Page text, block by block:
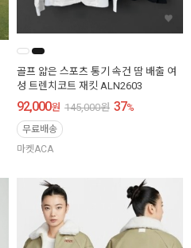
골프 얇은 스포츠 통기 속건 땀 배출 여
성 트렌치코트 재킷 ALN2603
92,000원 145,000원 37%
무료배송
마켓ACA